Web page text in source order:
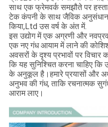
साथ एक फ्रेमवर्क समझौते पर
टेक कंपनी के साथ जैविक अनुसंधान
किया,Ltd उस वर्ष के अंत में.
इस उद्योग में एक अग्रणी और
एक नए गंध आयाम में लाने की
अवसरों के दृश्य प्रभावों पर विचार
कि यह सुनिश्चित करना चाहिए कि
के अनुकूल है।हमारे प्रयासों और
अनुभव की गंध, ताकि रचनात्मक
आराम लाए।